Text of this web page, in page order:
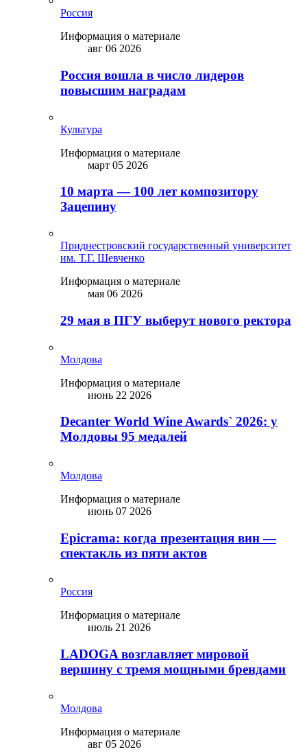
Россия
Информация о материале
авг 06 2026
Россия вошла в число лидеров
повысшим наградам
Культура
Информация о материале
март 05 2026
10 марта — 100 лет композитору
Зацепину
Приднестровский государственный университет
им. Т.Г. Шевченко
Информация о материале
мая 06 2026
29 мая в ПГУ выберут нового ректора
Молдова
Информация о материале
июнь 22 2026
Decanter World Wine Awards` 2026: у
Молдовы 95 медалей
Молдова
Информация о материале
июнь 07 2026
Epicrama: когда презентация вин —
спектакль из пяти актов
Россия
Информация о материале
июль 21 2026
LADOGA возглавляет мировой
вершину с тремя мощными брендами
Молдова
Информация о материале
авг 05 2026